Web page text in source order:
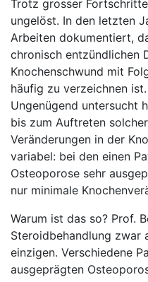
Trotz grosser
ungelöst. In den letzten
Arbeiten dokumentiert,
chronisch entzündlichen
Knochenschwund mit
häufig zu verzeichnen ist.
Ungenügend untersucht
bis zum Auftreten
Veränderungen in der
variabel: bei den einen
Osteoporose sehr
nur minimale
Warum ist das so? Prof.
Steroidbehandlung zwar
einzigen. Verschiedene
ausgeprägten